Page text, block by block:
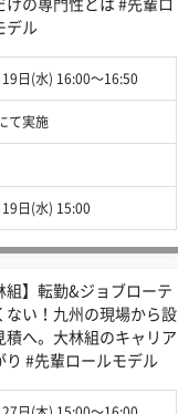
けの専門性とは #先輩ロ
デル
日(水) 16:00〜16:50
て実施
日(水) 15:00
組】転勤&ジョブローテ
ない！九州の現場から設
積へ。大林組のキャリア
り #先輩ロールモデル
日(木) 15:00〜16:00